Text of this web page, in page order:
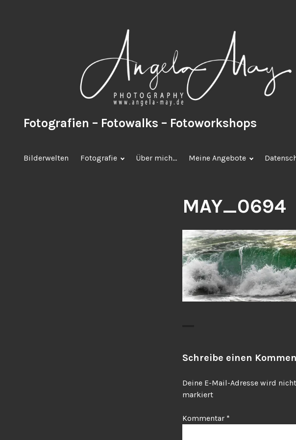
Fotografien – Fotowalks – Fotoworkshops
Bilderwelten Fotografie Über mich… Meine Angebote
MAY_0694
Schreibe einen
Deine E-Mail-Adresse wird
markiert
Kommentar *